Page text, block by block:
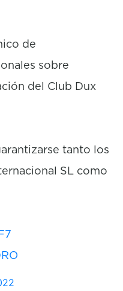
de
sobre
del Club Dux
tanto los
SL como